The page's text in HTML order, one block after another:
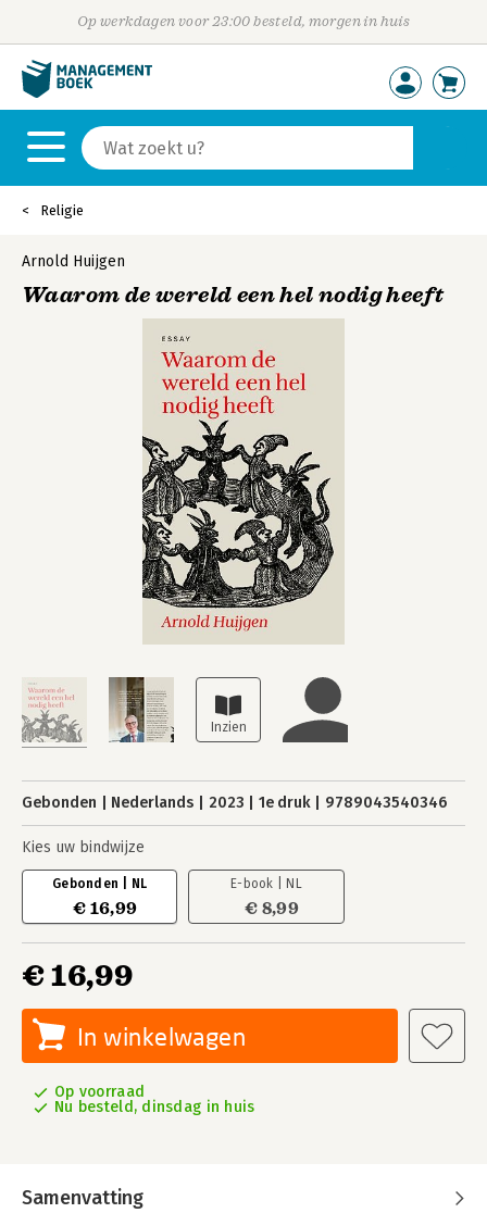
Op werkdagen voor 23:00 besteld, morgen in huis
Religie
Arnold Huijgen
Waarom de wereld een hel nodig heeft
Gebonden Nederlands 2023 1e druk 9789043540346
Kies uw bindwijze
Gebonden | NL
€ 16,99
E-book | NL
€ 8,99
€ 16,99
In winkelwagen
Op voorraad
Nu besteld, dinsdag in huis
Samenvatting